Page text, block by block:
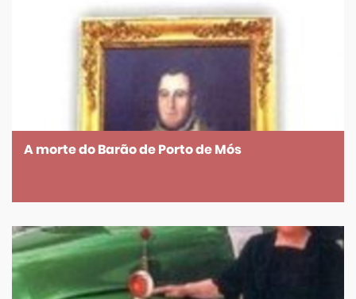
A morte do Barão de Porto de Mós